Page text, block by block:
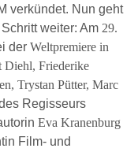
verkündet. Nun geht
weiter: Am 29.
der Weltpremiere in
Diehl, Friederike
Trystan Pütter, Marc
Regisseurs
Eva Kranenburg
Film- und